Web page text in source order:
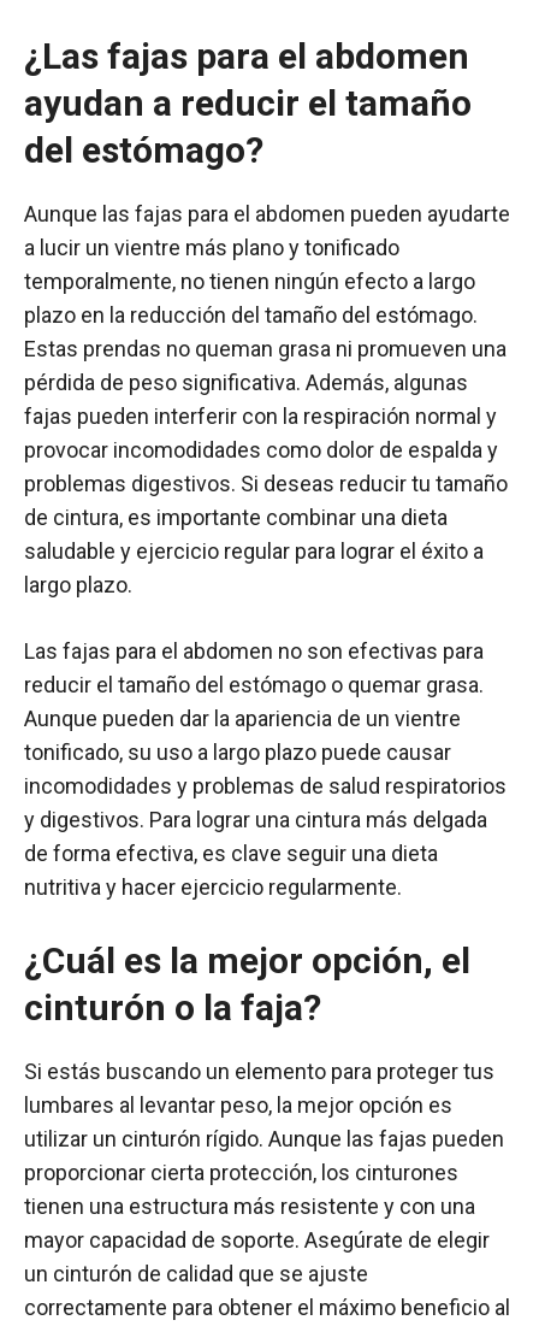
¿Las fajas para el abdomen
ayudan a reducir el tamaño
del estómago?
Aunque las fajas para el abdomen pueden ayudarte
a lucir un vientre más plano y tonificado
temporalmente, no tienen ningún efecto a largo
plazo en la reducción del tamaño del estómago.
Estas prendas no queman grasa ni promueven una
pérdida de peso significativa. Además, algunas
fajas pueden interferir con la respiración normal y
provocar incomodidades como dolor de espalda y
problemas digestivos. Si deseas reducir tu tamaño
de cintura, es importante combinar una dieta
saludable y ejercicio regular para lograr el éxito a
largo plazo.
Las fajas para el abdomen no son efectivas para
reducir el tamaño del estómago o quemar grasa.
Aunque pueden dar la apariencia de un vientre
tonificado, su uso a largo plazo puede causar
incomodidades y problemas de salud respiratorios
y digestivos. Para lograr una cintura más delgada
de forma efectiva, es clave seguir una dieta
nutritiva y hacer ejercicio regularmente.
¿Cuál es la mejor opción, el
cinturón o la faja?
Si estás buscando un elemento para proteger tus
lumbares al levantar peso, la mejor opción es
utilizar un cinturón rígido. Aunque las fajas pueden
proporcionar cierta protección, los cinturones
tienen una estructura más resistente y con una
mayor capacidad de soporte. Asegúrate de elegir
un cinturón de calidad que se ajuste
correctamente para obtener el máximo beneficio al